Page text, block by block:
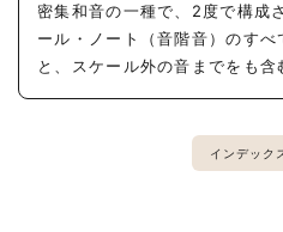
密集和音の一種で、2度で構成
ール・ノート（音階音）のす
と、スケール外の音までをも含
インデック